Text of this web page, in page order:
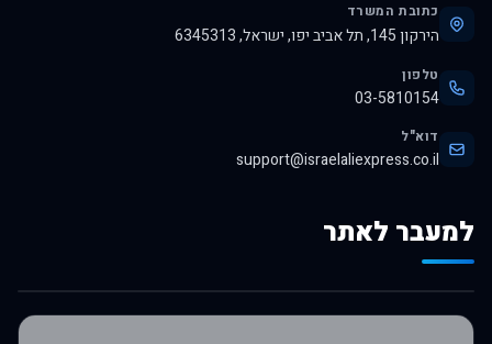
כתובת המשרד
הירקון 145, תל אביב יפו, ישראל, 6345313
טלפון
03-5810154
דוא"ל
support@israelaliexpress.co.il
למעבר לאתר
לרכישה באלי אקספרס